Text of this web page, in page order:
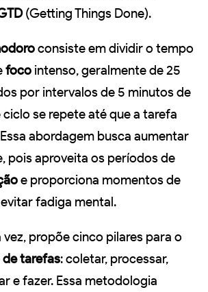
(Getting Things Done).
consiste em dividir o tempo
foco intenso, geralmente de 25
por intervalos de 5 minutos de
ciclo se repete até que a tarefa
abordagem busca aumentar
pois aproveita os períodos de
e proporciona momentos de
fadiga mental.
vez, propõe cinco pilares para o
tarefas: coletar, processar,
e fazer. Essa metodologia